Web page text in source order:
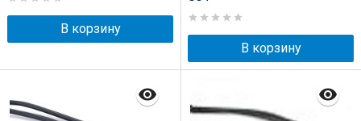
В корзину
В корзину